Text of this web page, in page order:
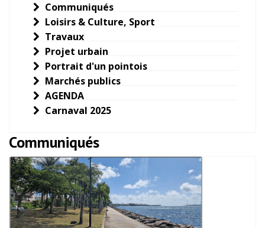
Communiqués
Loisirs & Culture, Sport
Travaux
Projet urbain
Portrait d'un pointois
Marchés publics
AGENDA
Carnaval 2025
Communiqués